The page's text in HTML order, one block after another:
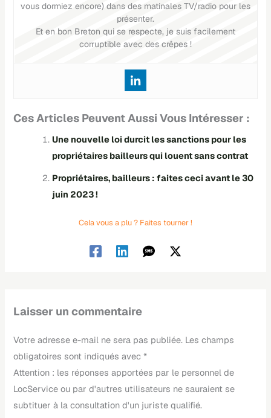
vous dormiez encore) dans des matinales TV/radio pour les
présenter.
Et en bon Breton qui se respecte, je suis facilement
corruptible avec des crêpes !
Ces Articles Peuvent Aussi Vous Intéresser :
Une nouvelle loi durcit les sanctions pour les
propriétaires bailleurs qui louent sans contrat
Propriétaires, bailleurs : faites ceci avant le 30
juin 2023 !
Cela vous a plu ? Faites tourner !
Laisser un commentaire
Votre adresse e-mail ne sera pas publiée. Les champs
obligatoires sont indiqués avec *